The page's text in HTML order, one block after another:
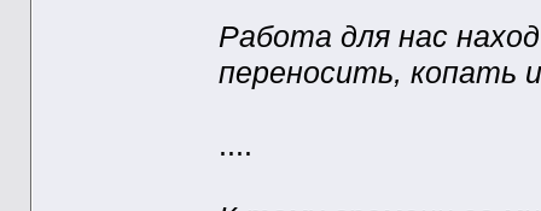
Работа для нас
переносить, копать
....